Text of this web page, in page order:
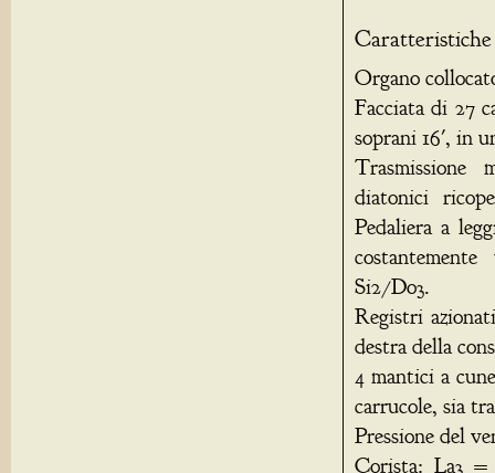
Caratteristiche
Organo
Facciata di 27
soprani 16', in
Trasmissione
diatonici
Pedaliera a
Si2/Do3.
Registri
destra della
4 mantici a
carrucole, sia
Pressione del
Corista: La3 =